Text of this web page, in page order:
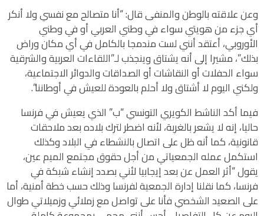
وعن علاقته بالوطن والمنفى قال: “أنا متصالح مع نفسي ولا أنكر
أي جزء من هويتي سواء في وطني العربي أو في وطني
الأوروبي، أعتقد أنني لست مندمجا بالكامل في أي مكان وراض
بذلك”، مشيرا إلى أنه يشتاق وينجذب لـ”اللقاءات العربية والشرقية
سواء الحفلات أو النقاشات أو الصداقات والدوائر الاجتماعية،
ولكني اليوم لا أشتاق ولا أحلم بالعودة للعيش في أوطاننا”.
فيما أكد الناشط الكويري التونسي “ب” الذي يعيش في فرنسا
حاليا، إنه لا يشعر بالغربة، لأنه اضطر لترك بلاده بعد ملاحقات
قانونية، كما أنه ظل على اتصال بالنشطاء في البلاد وكذلك
استكمل عمله الجمعياتي من أجل حقوق مجتمع الميم عين،
يقول “أثر العمل عن بعد إيجابيا لأني بصدد إنشاء شبكة في
فرنسا، كما نقلنا إدارة الجمعية لفرنسا وذلك حسب خطة أمنية، أما
على الصعيد الشخصي فأنا على تواصل مع زملائي وزميلاتي طوال